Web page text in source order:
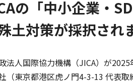
の「中小企業・
土対策が採択され
法人国際協力機構（JICA）が
（東京都港区虎ノ門4-3-13 代表